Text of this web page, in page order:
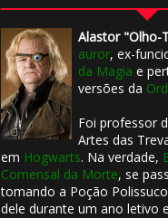
Alastor
auror, ex-
da Magia e
versões da
Foi professor
Artes das
em Hogwarts. Na verdade,
Comensal da Morte, se
tomando a Poção
dele durante um ano letivo
⚡